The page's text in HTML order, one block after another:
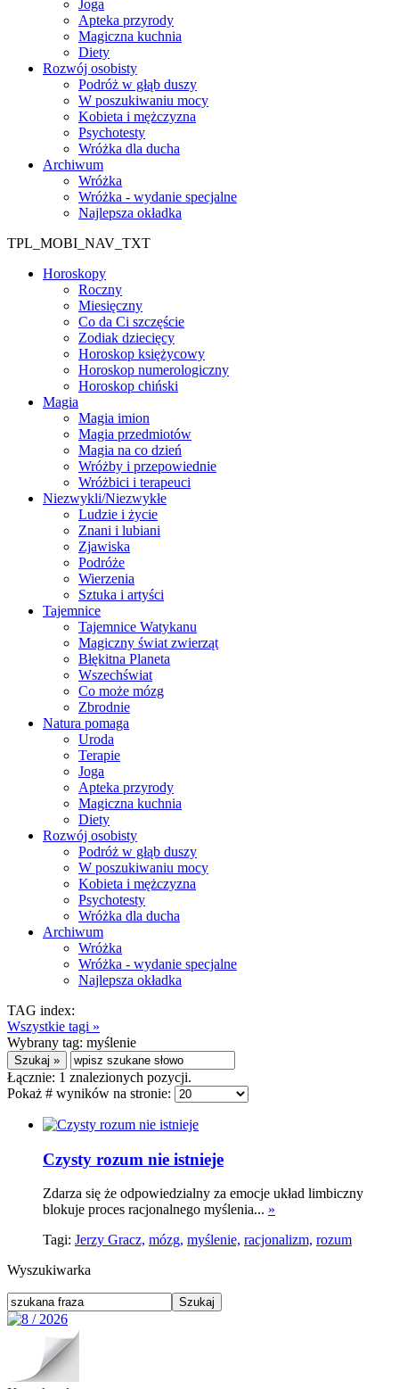
Joga
Apteka przyrody
Magiczna kuchnia
Diety
Rozwój osobisty
Podróż w głąb duszy
W poszukiwaniu mocy
Kobieta i mężczyzna
Psychotesty
Wróżka dla ducha
Archiwum
Wróżka
Wróżka - wydanie specjalne
Najlepsza okładka
TPL_MOBI_NAV_TXT
Horoskopy
Roczny
Miesięczny
Co da Ci szczęście
Zodiak dziecięcy
Horoskop księżycowy
Horoskop numerologiczny
Horoskop chiński
Magia
Magia imion
Magia przedmiotów
Magia na co dzień
Wróżby i przepowiednie
Wróżbici i terapeuci
Niezwykli/Niezwykłe
Ludzie i życie
Znani i lubiani
Zjawiska
Podróże
Wierzenia
Sztuka i artyści
Tajemnice
Tajemnice Watykanu
Magiczny świat zwierząt
Błękitna Planeta
Wszechświat
Co może mózg
Zbrodnie
Natura pomaga
Uroda
Terapie
Joga
Apteka przyrody
Magiczna kuchnia
Diety
Rozwój osobisty
Podróż w głąb duszy
W poszukiwaniu mocy
Kobieta i mężczyzna
Psychotesty
Wróżka dla ducha
Archiwum
Wróżka
Wróżka - wydanie specjalne
Najlepsza okładka
TAG index:
Wszystkie tagi »
Wybrany tag: myślenie
Łącznie: 1 znalezionych pozycji.
Pokaż # wyników na stronie:
Czysty rozum nie istnieje
Zdarza się że odpowiedzialny za emocje układ limbiczny
blokuje proces racjonalnego myślenia... »
Tagi: Jerzy Gracz, mózg, myślenie, racjonalizm, rozum
Wyszukiwarka